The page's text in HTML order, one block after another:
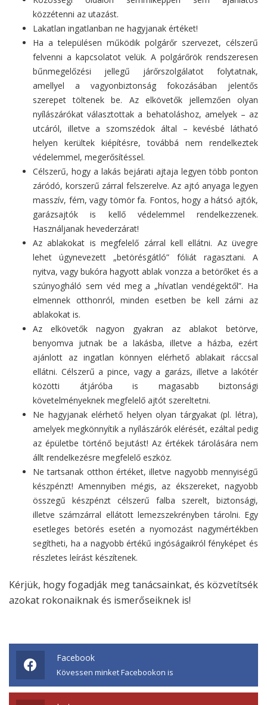
közzétenni az utazást.
Lakatlan ingatlanban ne hagyjanak értéket!
Ha a településen működik polgárőr szervezet, célszerű
felvenni a kapcsolatot velük. A polgárőrök rendszeresen
bűnmegelőzési jellegű járőrszolgálatot folytatnak,
amellyel a vagyonbiztonság fokozásában jelentős
szerepet töltenek be. Az elkövetők jellemzően olyan
nyílászárókat választottak a behatoláshoz, amelyek – az
utcáról, illetve a szomszédok által – kevésbé látható
helyen kerültek kiépítésre, továbbá nem rendelkeztek
védelemmel, megerősítéssel.
Célszerű, hogy a lakás bejárati ajtaja legyen több ponton
záródó, korszerű zárral felszerelve. Az ajtó anyaga legyen
masszív, fém, vagy tömör fa. Fontos, hogy a hátsó ajtók,
garázsajtók is kellő védelemmel rendelkezzenek.
Használjanak hevederzárat!
Az ablakokat is megfelelő zárral kell ellátni. Az üvegre
lehet úgynevezett „betörésgátló” fóliát ragasztani. A
nyitva, vagy bukóra hagyott ablak vonzza a betörőket és a
szúnyogháló sem véd meg a „hívatlan vendégektől”. Ha
elmennek otthonról, minden esetben be kell zárni az
ablakokat is.
Az elkövetők nagyon gyakran az ablakot betörve,
benyomva jutnak be a lakásba, illetve a házba, ezért
ajánlott az ingatlan könnyen elérhető ablakait ráccsal
ellátni. Célszerű a pince, vagy a garázs, illetve a lakótér
közötti átjáróba is magasabb biztonsági
követelményeknek megfelelő ajtót szereltetni.
Ne hagyjanak elérhető helyen olyan tárgyakat (pl. létra),
amelyek megkönnyítik a nyílászárók elérését, ezáltal pedig
az épületbe történő bejutást! Az értékek tárolására nem
állt rendelkezésre megfelelő eszköz.
Ne tartsanak otthon értéket, illetve nagyobb mennyiségű
készpénzt! Amennyiben mégis, az ékszereket, nagyobb
összegű készpénzt célszerű falba szerelt, biztonsági,
illetve számzárral ellátott lemezszekrényben tárolni. Egy
esetleges betörés esetén a nyomozást nagymértékben
segítheti, ha a nagyobb értékű ingóságaikról fényképet és
részletes leírást készítenek.
Kérjük, hogy fogadják meg tanácsainkat, és közvetítsék
azokat rokonaiknak és ismerőseiknek is!
Facebook
Kövessen minket Facebookon is